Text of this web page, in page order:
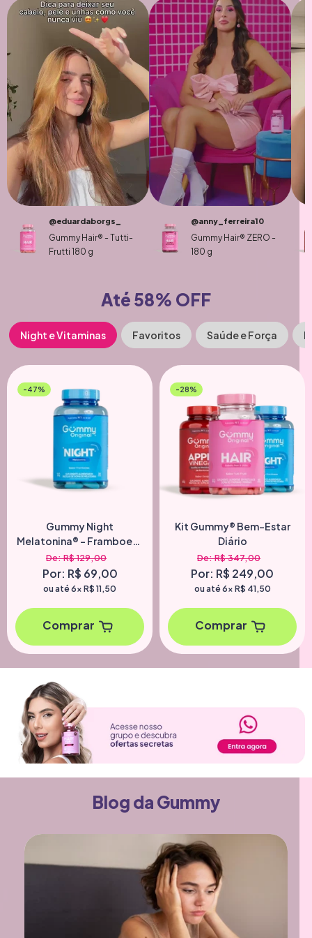
@eduardaborgs_
Gummy Hair® - Tutti-
Frutti 180 g
@anny_ferreira10
Gummy Hair® ZERO -
180 g
Até 58% OFF
Night e Vitaminas Favoritos Saúde e Força
-47%
Gummy Night
Melatonina® - Framboesa
90 G
De: R$ 129,00
Por: R$ 69,00
ou até 6x R$ 11,50
Comprar
-28%
Kit Gummy® Bem-Estar
Diário
De: R$ 347,00
Por: R$ 249,00
ou até 6x R$ 41,50
Comprar
Blog da Gummy